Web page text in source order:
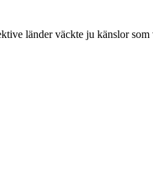
länder väckte ju känslor